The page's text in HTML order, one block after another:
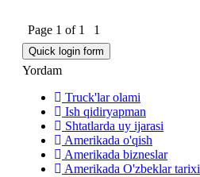
Page 1 of 1 1
Yordam
Truck'lar olami
Ish qidiryapman
Shtatlarda uy ijarasi
Amerikada o'qish
Amerikada bizneslar
Amerikada O'zbeklar tarixi